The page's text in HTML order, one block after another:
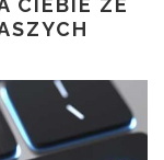
CIEBIE ZE